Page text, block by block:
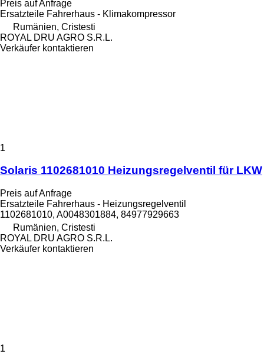
Preis auf Anfrage
Ersatzteile Fahrerhaus - Klimakompressor
Rumänien, Cristesti
ROYAL DRU AGRO S.R.L.
Verkäufer kontaktieren
1
Solaris 1102681010 Heizungsregelventil für LKW
Preis auf Anfrage
Ersatzteile Fahrerhaus - Heizungsregelventil
1102681010, A0048301884, 84977929663
Rumänien, Cristesti
ROYAL DRU AGRO S.R.L.
Verkäufer kontaktieren
1